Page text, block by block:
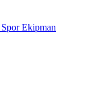
Spor Ekipman